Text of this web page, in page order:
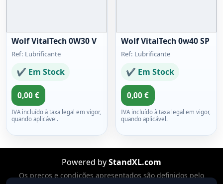
Wolf VitalTech 0W30 V
Ref: Lubrificante
✔ Em Stock
0,00 €
IVA incluído à taxa legal em vigor,
quando aplicável.
Wolf VitalTech 0w40 SP
Ref: Lubrificante
✔ Em Stock
0,00 €
IVA incluído à taxa legal em vigor,
quando aplicável.
Powered byStandXL.com
Os preços e condições apresentados são definidos pelo